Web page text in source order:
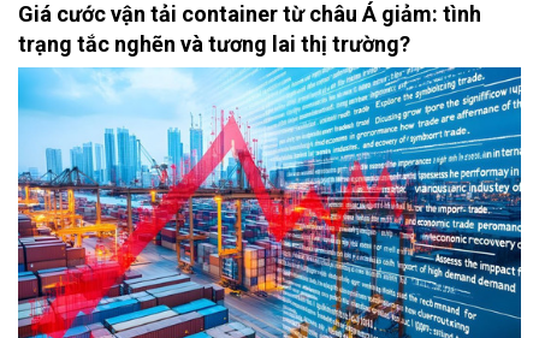
Giá cước vận tải container từ châu Á giảm: tình
trạng tắc nghẽn và tương lai thị trường?